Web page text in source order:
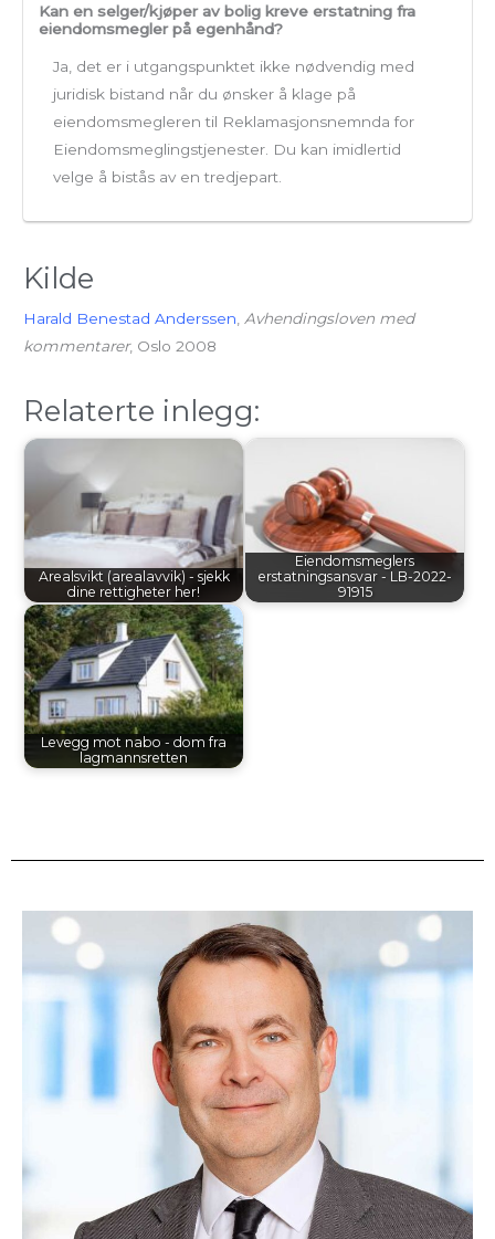
Kan en selger/kjøper av bolig kreve erstatning fra
eiendomsmegler på egenhånd?
Ja, det er i utgangspunktet ikke nødvendig med
juridisk bistand når du ønsker å klage på
eiendomsmegleren til Reklamasjonsnemnda for
Eiendomsmeglingstjenester. Du kan imidlertid
velge å bistås av en tredjepart.
Kilde
Harald Benestad Anderssen Avhendingsloven med
kommentarer, Oslo 2008
Relaterte inlegg:
Arealsvikt (arealavvik) - sjekk
dine rettigheter her!
Eiendomsmeglers
erstatningsansvar - LB-2022-
91915
Levegg mot nabo - dom fra
lagmannsretten